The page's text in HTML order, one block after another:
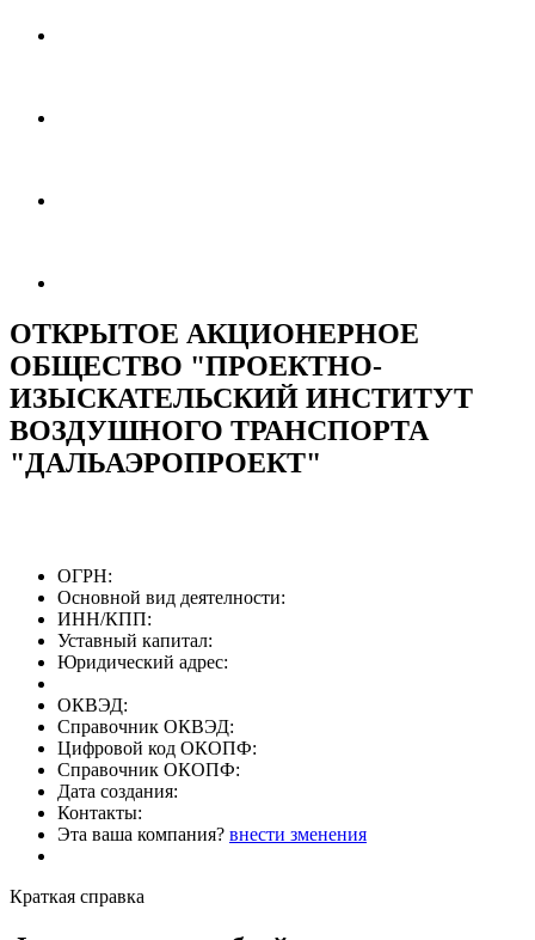
ОТКРЫТОЕ АКЦИОНЕРНОЕ
ОБЩЕСТВО "ПРОЕКТНО-
ИЗЫСКАТЕЛЬСКИЙ ИНСТИТУТ
ВОЗДУШНОГО ТРАНСПОРТА
"ДАЛЬАЭРОПРОЕКТ"
ОГРН:
Основной вид деятелности:
ИНН/КПП:
Уставный капитал:
Юридический адрес:
ОКВЭД:
Справочник ОКВЭД:
Цифровой код ОКОПФ:
Справочник ОКОПФ:
Дата создания:
Контакты:
Эта ваша компания? внести зменения
Краткая справка